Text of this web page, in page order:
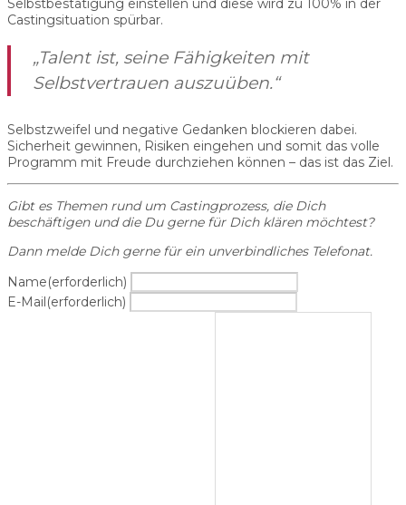
Selbstbestätigung einstellen und diese wird zu 100% in der
Castingsituation spürbar.
„Talent ist, seine Fähigkeiten mit
Selbstvertrauen auszuüben.“
Selbstzweifel und negative Gedanken blockieren dabei.
Sicherheit gewinnen, Risiken eingehen und somit das volle
Programm mit Freude durchziehen können – das ist das Ziel.
Gibt es Themen rund um Castingprozess, die Dich
beschäftigen und die Du gerne für Dich klären möchtest?
Dann melde Dich gerne für ein unverbindliches Telefonat.
Name(erforderlich)
E-Mail(erforderlich)